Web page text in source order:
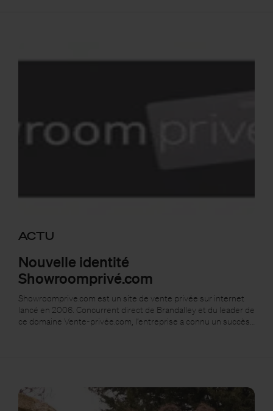
ACTU
Nouvelle identité
Showroomprivé.com
Showroomprive.com est un site de vente privée sur internet
lancé en 2006. Concurrent direct de Brandalley et du leader de
ce domaine Vente-privée.com, l’entreprise a connu un succès…